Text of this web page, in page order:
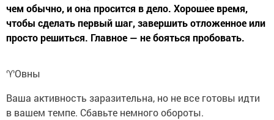
чем обычно, и она просится в дело. Хорошее время,
чтобы сделать первый шаг, завершить отложенное или
просто решиться. Главное — не бояться пробовать.
♈️Овны
Ваша активность заразительна, но не все готовы идти
в вашем темпе. Сбавьте немного обороты.